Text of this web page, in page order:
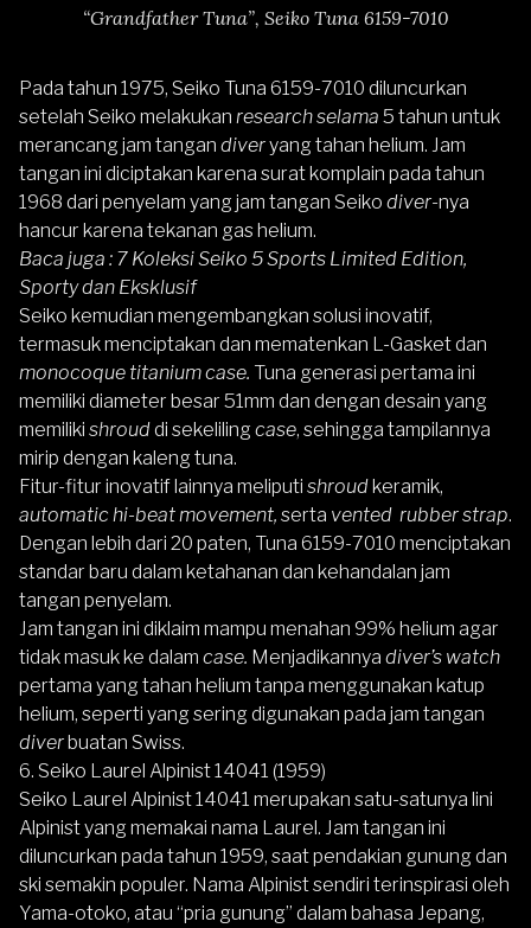
“Grandfather Tuna”, Seiko Tuna 6159-7010
Pada tahun 1975, Seiko Tuna 6159-7010 diluncurkan
setelah Seiko melakukan research selama 5 tahun untuk
merancang jam tangan diveryang tahan helium. Jam
tangan ini diciptakan karena surat komplain pada tahun
1968 dari penyelam yang jam tangan Seiko diver-nya
hancur karena tekanan gas helium.
Baca juga : 7 Koleksi Seiko 5 Sports Limited Edition,
Sporty dan Eksklusif
Seiko kemudian mengembangkan solusi inovatif,
termasuk menciptakan dan mematenkan L-Gasket dan
monocoque titanium case. Tuna generasi pertama ini
memiliki diameter besar 51mm dan dengan desain yang
memiliki shrouddi sekeliling case, sehingga tampilannya
mirip dengan kaleng tuna.
Fitur-fitur inovatif lainnya meliputi shroudkeramik,
automatic hi-beat movement, serta vented rubber strap.
Dengan lebih dari 20 paten, Tuna 6159-7010 menciptakan
standar baru dalam ketahanan dan kehandalan jam
tangan penyelam.
Jam tangan ini diklaim mampu menahan 99% helium agar
tidak masuk ke dalam case. Menjadikannya diver’s watch
pertama yang tahan helium tanpa menggunakan katup
helium, seperti yang sering digunakan pada jam tangan
diverbuatan Swiss.
6. Seiko Laurel Alpinist 14041 (1959)
Seiko Laurel Alpinist 14041 merupakan satu-satunya lini
Alpinistyang memakai nama Laurel. Jam tangan ini
diluncurkan pada tahun 1959, saat pendakian gunung dan
ski semakin populer. Nama Alpinist sendiri terinspirasi oleh
Yama-otoko, atau “pria gunung” dalam bahasa Jepang,